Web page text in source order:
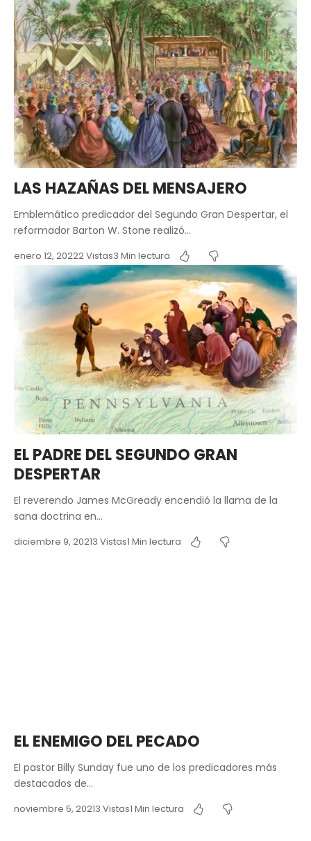
LAS HAZAÑAS DEL MENSAJERO
Emblemático predicador del Segundo Gran Despertar, el
reformador Barton W. Stone realizó…
enero 12, 20222 Vistas3 Min lectura
EL PADRE DEL SEGUNDO GRAN
DESPERTAR
El reverendo James McGready encendió la llama de la
sana doctrina en…
diciembre 9, 20213 Vistas1 Min lectura
EL ENEMIGO DEL PECADO
El pastor Billy Sunday fue uno de los predicadores más
destacados de…
noviembre 5, 20213 Vistas1 Min lectura